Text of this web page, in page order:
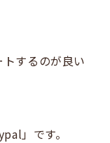
するのが良い
」です。